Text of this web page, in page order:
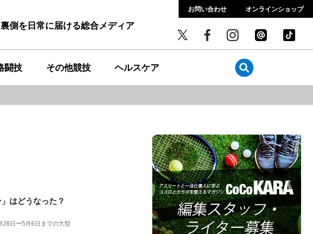
側を日常に届ける総合メディア
お問い合わせ オンラインショップ
闘技 その他競技 ヘルスケア
はどうなった？
日〜5月6日までの大型